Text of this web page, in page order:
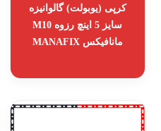
کرپی (یوبولت) گالوانیزه
سایز 5 اینچ رزوه M10
مانافیکس MANAFIX